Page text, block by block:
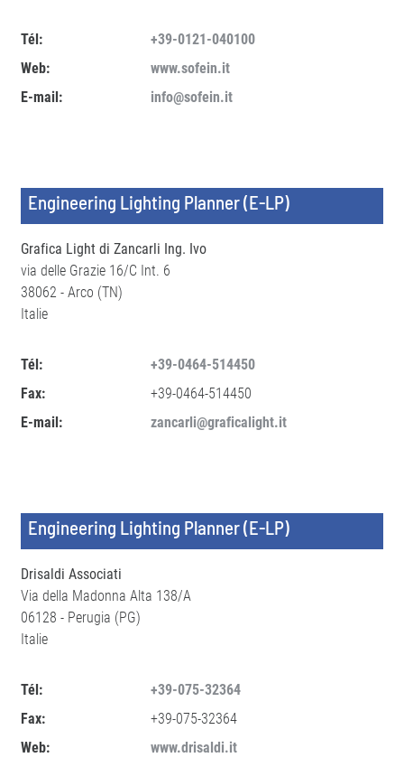
Tél:
+39-0121-040100
Web:
www.sofein.it
E-mail:
info@sofein.it
Engineering Lighting Planner (E-LP)
Grafica Light di Zancarli Ing. Ivo
via delle Grazie 16/C Int. 6
38062 - Arco (TN)
Italie
Tél:
+39-0464-514450
Fax:
+39-0464-514450
E-mail:
zancarli@graficalight.it
Engineering Lighting Planner (E-LP)
Drisaldi Associati
Via della Madonna Alta 138/A
06128 - Perugia (PG)
Italie
Tél:
+39-075-32364
Fax:
+39-075-32364
Web:
www.drisaldi.it